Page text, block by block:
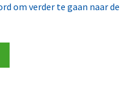
om verder te gaan naar de